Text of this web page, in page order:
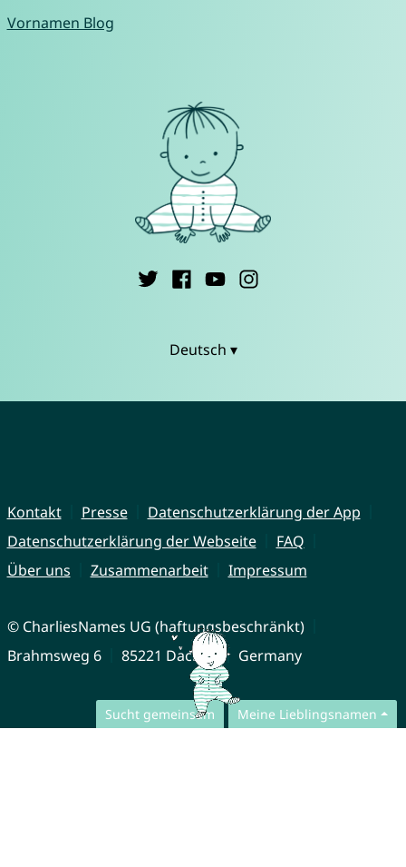
Sucht gemeinsam Meine Lieblingsnamen
Vornamen Blog
Deutsch ▾
Kontakt Presse
Datenschutzerklärung der App
Datenschutzerklärung der Webseite
FAQ
Über uns
Zusammenarbeit Impressum
© CharliesNames UG (haftungsbeschränkt)
Brahmsweg 6
85221 Dachau Germany